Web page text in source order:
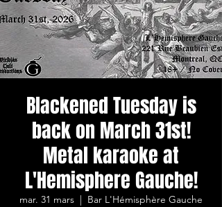
Blackened Tuesday is
back on March 31st!
Metal karaoke at
L'Hemisphere Gauche!
mar. 31 mars Bar L'Hémisphère Gauche